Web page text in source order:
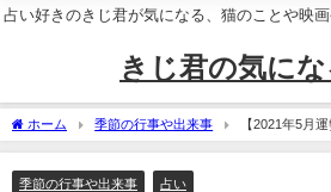
占い好きのきじ君が気になる、猫のことや映
きじ君の気にな
ホーム 季節の行事や出来事
【2021年5月
い1位～366位まで
季節の行事や出来事 占い